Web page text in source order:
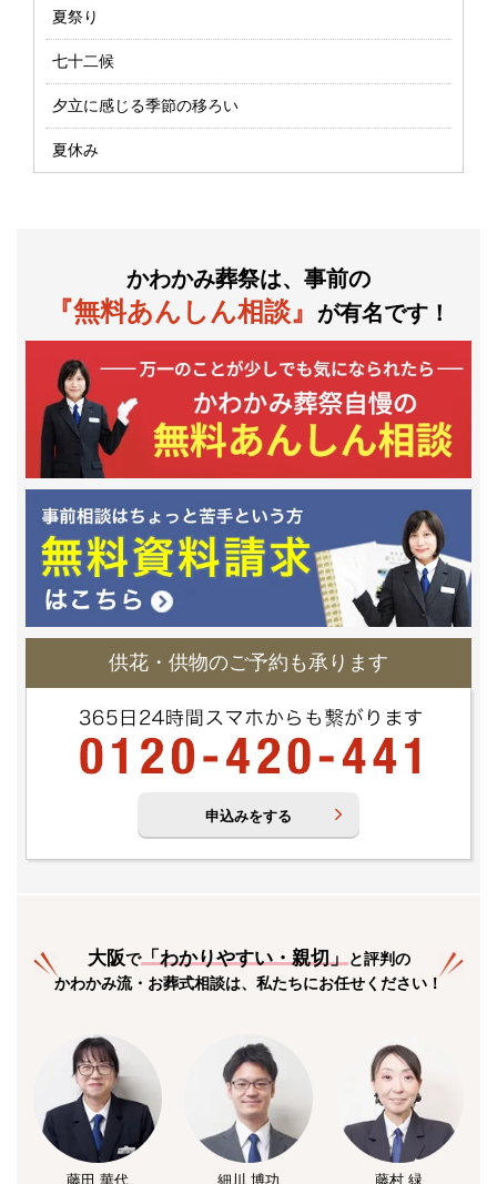
夏祭り
七十二候
夕立に感じる季節の移ろい
夏休み
かわかみ葬祭は、事前の
『無料あんしん相談』 が有名です！
供花・供物のご予約も承ります
申込みをする
大阪で「わかりやすい・親切」と評判の
かわかみ流・お葬式相談は、私たちにお任せください！
藤田 華代 細川 博功 藤村 緑